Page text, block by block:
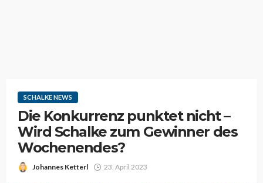
SCHALKE NEWS
Die Konkurrenz punktet nicht –
Wird Schalke zum Gewinner des
Wochenendes?
Johannes Ketterl 23. April 2023